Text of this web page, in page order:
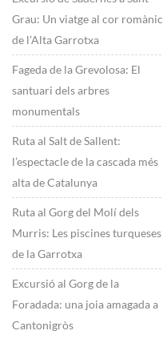
Grau: Un viatge al cor romànic
de l’Alta Garrotxa
Fageda de la Grevolosa: El
santuari dels arbres
monumentals
Ruta al Salt de Sallent:
l’espectacle de la cascada més
alta de Catalunya
Ruta al Gorg del Molí dels
Murris: Les piscines turqueses
de la Garrotxa
Excursió al Gorg de la
Foradada: una joia amagada a
Cantonigròs